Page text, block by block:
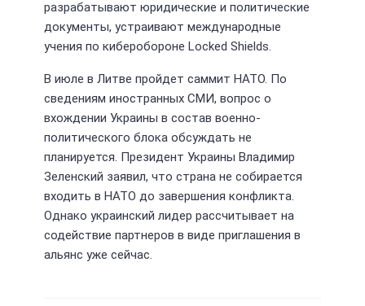
разрабатывают юридические и политические
документы, устраивают международные
учения по киберобороне Locked Shields.
В июле в Литве пройдет саммит НАТО. По
сведениям иностранных СМИ, вопрос о
вхождении Украины в состав военно-
политического блока обсуждать не
планируется. Президент Украины Владимир
Зеленский заявил, что страна не собирается
входить в НАТО до завершения конфликта.
Однако украинский лидер рассчитывает на
содействие партнеров в виде приглашения в
альянс уже сейчас.